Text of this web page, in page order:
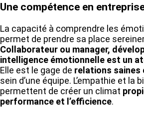
Une compétence en
La capacité à comprendre les
permet de prendre sa place
Collaborateur ou manager,
intelligence émotionnelle est un
Elle est le gage de relations saines
sein d’une équipe. L’empathie et la
permettent de créer un climat
performance et l’efficience.